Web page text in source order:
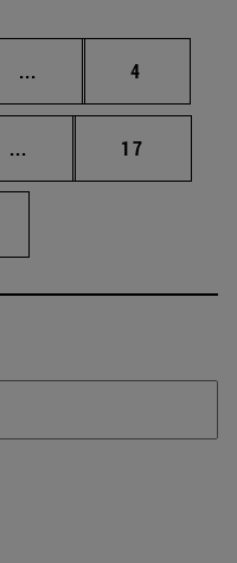
... Páginas intermedias
Página
4
... Páginas intermedias
Página
17